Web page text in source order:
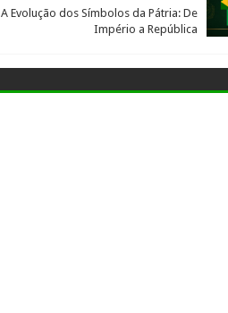
A Evolução dos Símbolos da Pátria: De
Império a República